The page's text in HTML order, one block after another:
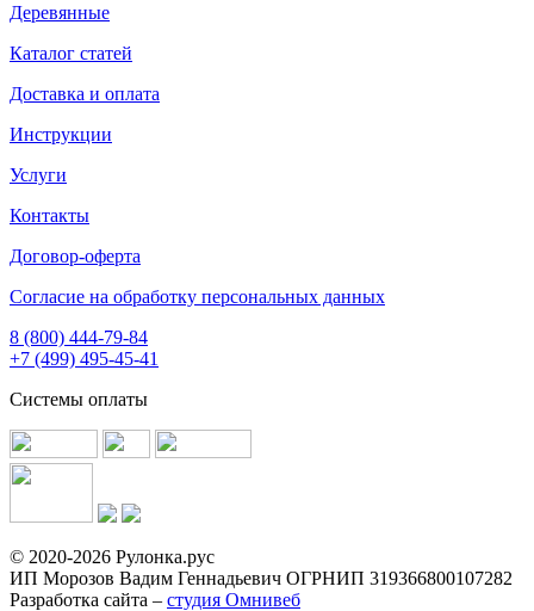
Деревянные
Каталог статей
Доставка и оплата
Инструкции
Услуги
Контакты
Договор-оферта
Согласие на обработку персональных данных
8 (800) 444-79-84
+7 (499) 495-45-41
Системы оплаты
© 2020-2026 Рулонка.рус
ИП Морозов Вадим Геннадьевич ОГРНИП 319366800107282
Разработка сайта – студия Омнивеб